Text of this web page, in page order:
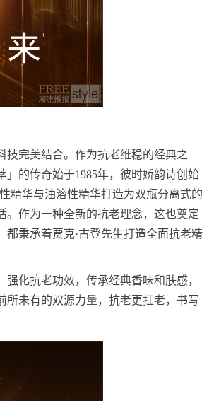
技完美结合。作为抗老维稳的经典之
的传奇始于1985年，彼时娇韵诗创始
精华与油溶性精华打造为双瓶分离式的
。作为一种全新的抗老理念，这也奠定
秉承着贾克·古登先生打造全面抗老精
化抗老功效，传承经典香味和肤感，
所未有的双源力量，抗老更扛老，书写